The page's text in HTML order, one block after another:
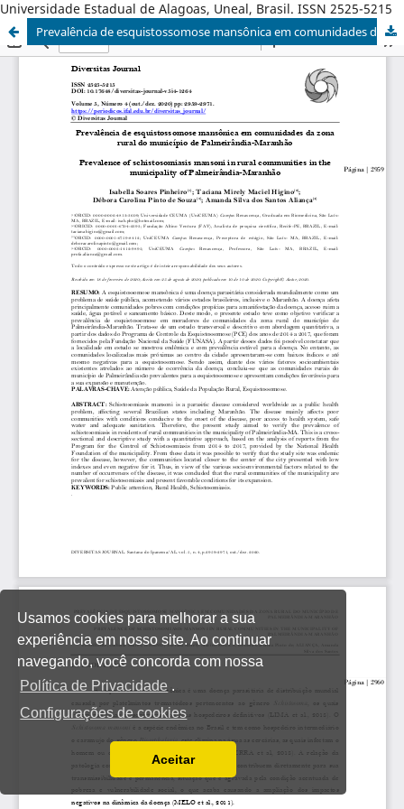
Usamos cookies para melhorar a sua
experiência em nosso site. Ao continuar
navegando, você concorda com nossa
Política de Privacidade .
Configurações de cookies
Ler a nossa Política de Privacidade
Você pode desabilitá-los alterando as
Aceitar
Universidade Estadual de Alagoas, Uneal, Brasil. ISSN 2525-5215
Prevalência de esquistossomose mansônica em comunidades da zona rural do município de Palmeirândia-Maranhão